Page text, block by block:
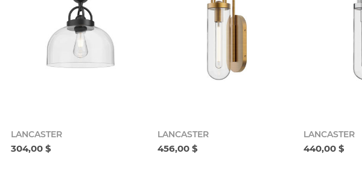
LANCASTER
304,00 $
LANCASTER
456,00 $
LANCASTER
440,00 $